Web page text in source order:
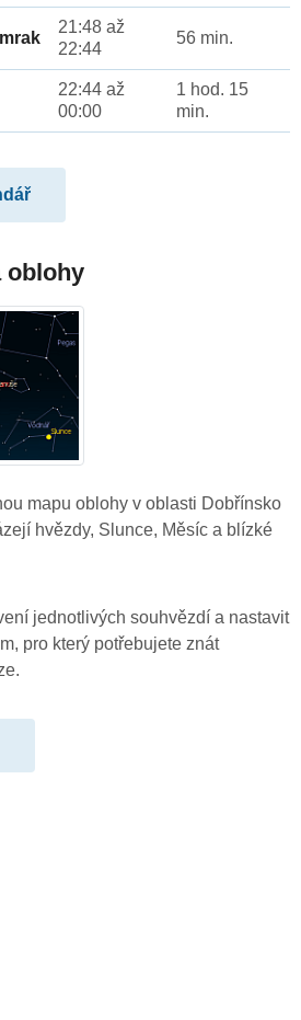
21:48 až
22:44
56 min.
22:44 až
00:00
1 hod. 15
min.
oblohy
mapu oblohy v oblasti Dobřínsko
hvězdy, Slunce, Měsíc a blízké
jednotlivých souhvězdí a nastavit
pro který potřebujete znát